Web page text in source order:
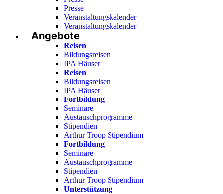
Presse
Veranstaltungskalender
Veranstaltungskalender
Angebote
Reisen
Bildungsreisen
IPA Häuser
Reisen
Bildungsreisen
IPA Häuser
Fortbildung
Seminare
Austauschprogramme
Stipendien
Arthur Troop Stipendium
Fortbildung
Seminare
Austauschprogramme
Stipendien
Arthur Troop Stipendium
Unterstützung